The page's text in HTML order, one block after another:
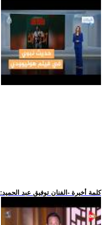
.. كلمة أخيرة -الفنان توفيق عبد